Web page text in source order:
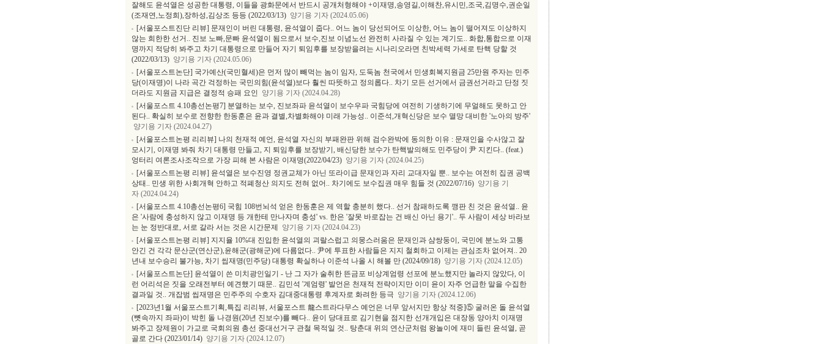
잘해도 윤석열은 성공한 대통령, 이들을 광화문에서 반드시 공개처형해야 +이재명,송영길,이해찬,유시민,조국,김명수,권순일
(조재연,노정희),장하성,김상조 등등 (2022/03/13) 양기용 기자 (2024.05.06)
[서울포스트진단 리뷰] 문재인이 버린 대통령, 윤석열이 줍다.. 어느 놈이 당선되어도 이상한, 어느 놈이 떨어져도 이상하지
않는 희한한 선거.. 진보 노빠,문빠 윤석열이 됨으로서 보수,진보 이념노선 완전히 사라질 수 있는 계기도.. 화합,통합으로 이재
명까지 적당히 봐주고 차기 대통령으로 만들어 자기 퇴임후를 보장받을려는 시나리오라면 친박세력 가세로 탄핵 당할 것
(2022/03/13) 양기용 기자 (2024.05.06)
[서울포스트논단] 국가예산(국민혈세)은 먼저 많이 빼먹는 놈이 임자, 도둑놈 천국에서 민생회복지원금 25만원 주자는 민주
당(이재명)이 나라 곡간 걱정하는 국민의힘(윤석열)보다 훨씬 따뜻하고 정의롭다.. 차기 모든 선거에서 금권선거라고 단정 짓
더라도 지원금 지급은 결정적 승패 요인
양기용 기자 (2024.04.28)
[서울포스트 4.10총선논평7] 분열하는 보수, 진보좌파 윤석열이 보수우파 국힘당에 여전히 기생하기에 무얼해도 못하고 안
된다.. 확실히 보수로 전향한 한동훈은 윤과 결별,차별화해야 미래 가능성.. 이준석,개혁신당은 보수 멸망 대비한 '노아의 방주'
양기용 기자 (2024.04.27)
[서울포스트논평 리리뷰] 나의 천재적 예언, 윤석열 자신의 부패완판 위해 검수완박에 동의한 이유 : 문재인을 수사않고 잘
모시기, 이재명 봐줘 차기 대통령 만들고, 지 퇴임후를 보장받기, 배신당한 보수가 탄핵발의해도 민주당이 尹 지킨다.. (feat.)
엉터리 여론조사조작으로 가장 피해 본 사람은 이재명(2022/04/23) 양기용 기자 (2024.04.25)
[서울포스트논평 리뷰] 윤석열은 보수진영 정권교체가 아닌 또라이급 문재인과 자리 교대자일 뿐.. 보수는 여전히 집권 공백
상태.. 민생 위한 사회개혁 안하고 적폐청산 의지도 전혀 없어.. 차기에도 보수집권 매우 힘들 것 (2022/07/16) 양기용 기
자 (2024.04.24)
[서울포스트 4.10총선논평6] 국힘 108번뇌석 얻은 한동훈은 제 역할 충분히 했다.. 선거 참패하도록 깽판 친 것은 윤석열.. 윤
은 '사람에 충성하지 않고 이재명 등 개한테 만나자며 충성' vs. 한은 '잘못 바로잡는 건 배신 아닌 용기'.. 두 사람이 세상 바라보
는 눈 정반대로, 서로 갈라 서는 것은 시간문제
양기용 기자 (2024.04.23)
[서울포스트논평 리뷰] 지지율 10%대 진입한 윤석열의 괴랄스럽고 의뭉스러움은 문재인과 샴쌍둥이, 국민에 분노와 고통
안긴 건 각각 문산군(연산군),윤해군(광해군)에 다름없다.. 尹에 투표한 사람들은 지지 철회하고 이제는 관심조차 없어져.. 20
년내 보수승리 불가능, 차기 씹재명(민주당) 대통령 확실하나 이준석 나올 시 해볼 만 (2024/09/18) 양기용 기자 (2024.12.05)
[서울포스트논단] 윤석열이 쓴 미치광인일기 - 난 그 자가 술취한 뜬금포 비상계엄령 선포에 분노했지만 놀라지 않았다, 이
런 어리석은 짓을 오래전부터 예견했기 때문.. 김민석 '계엄령' 발언은 천재적 전략이지만 이미 윤이 자주 언급한 말을 수집한
결과일 것.. 개잡범 씹재명은 민주주의 수호자 김대중대통령 후계자로 화려한 등극 양기용 기자 (2024.12.06)
[2023년1월 서울포스트기획,특집 리리뷰, 서울포스트 龍스트라다무스 예언은 너무 앞서지만 항상 적중]⑤ 굴러온 돌 윤석열
(뼛속까지 좌파)이 박힌 돌 나경원(20년 진보수)를 빼다.. 윤이 당대표로 김기현을 점지한 선개개입은 대장동 양아치 이재명
봐주고 장제원이 가교로 국회의원 총선 중대선거구 관철 목적일 것.. 탕춘대 위의 연산군처럼 왕놀이에 재미 들린 윤석열, 곧
골로 간다 (2023/01/14) 양기용 기자 (2024.12.07)